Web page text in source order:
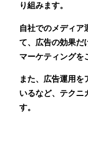
り組みます。
自社でのメディア
て、広告の効果だ
マーケティングを
また、広告運用を
いるなど、テクニ
す。